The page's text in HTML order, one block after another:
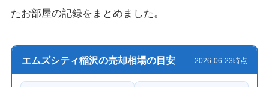
たお部屋の記録をまとめました。
エムズシティ稲沢の売却相場の目安 2026-06-23時点